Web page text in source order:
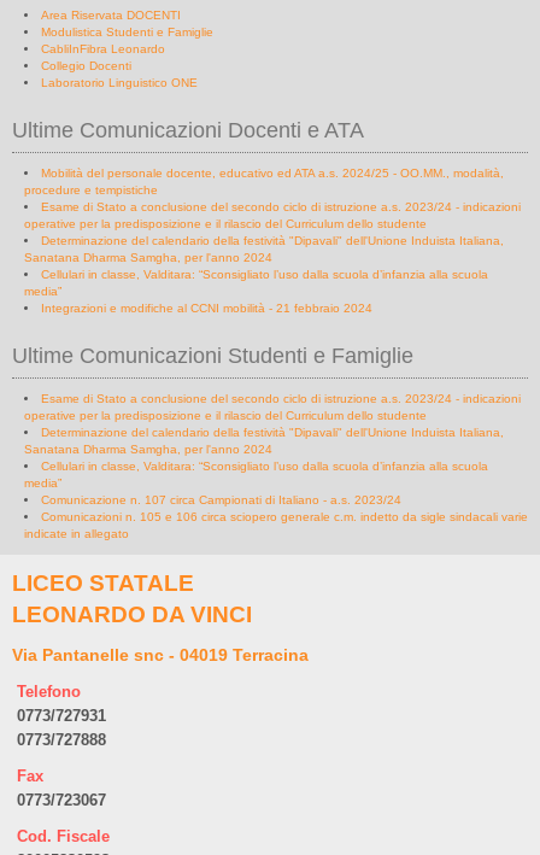
Area Riservata DOCENTI
Modulistica Studenti e Famiglie
CabliInFibra Leonardo
Collegio Docenti
Laboratorio Linguistico ONE
Ultime Comunicazioni Docenti e ATA
Mobilità del personale docente, educativo ed ATA a.s. 2024/25 - OO.MM., modalità,
procedure e tempistiche
Esame di Stato a conclusione del secondo ciclo di istruzione a.s. 2023/24 - indicazioni
operative per la predisposizione e il rilascio del Curriculum dello studente
Determinazione del calendario della festività "Dipavali" dell'Unione Induista Italiana,
Sanatana Dharma Samgha, per l'anno 2024
Cellulari in classe, Valditara: “Sconsigliato l’uso dalla scuola d’infanzia alla scuola
media”
Integrazioni e modifiche al CCNI mobilità - 21 febbraio 2024
Ultime Comunicazioni Studenti e Famiglie
Esame di Stato a conclusione del secondo ciclo di istruzione a.s. 2023/24 - indicazioni
operative per la predisposizione e il rilascio del Curriculum dello studente
Determinazione del calendario della festività "Dipavali" dell'Unione Induista Italiana,
Sanatana Dharma Samgha, per l'anno 2024
Cellulari in classe, Valditara: “Sconsigliato l’uso dalla scuola d’infanzia alla scuola
media”
Comunicazione n. 107 circa Campionati di Italiano - a.s. 2023/24
Comunicazioni n. 105 e 106 circa sciopero generale c.m. indetto da sigle sindacali varie
indicate in allegato
LICEO STATALE
LEONARDO DA VINCI
Via Pantanelle snc - 04019 Terracina
Telefono
0773/727931
0773/727888
Fax
0773/723067
Cod. Fiscale